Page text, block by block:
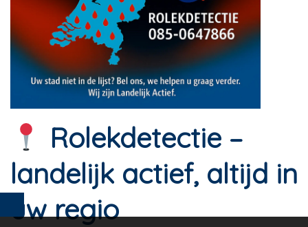
Rolekdetectie –
landelijk actief, altijd in
uw regio